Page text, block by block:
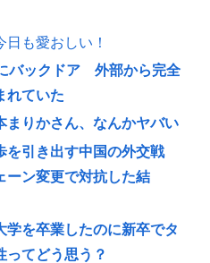
も愛おしい！
バックドア 外部から完全
れていた
まりかさん、なんかヤバい
を引き出す中国の外交戦
ーン変更で対抗した結
学を卒業したのに新卒でタ
ってどう思う？